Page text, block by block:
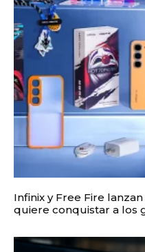
Infinix y Free Fire
quiere conquistar a los